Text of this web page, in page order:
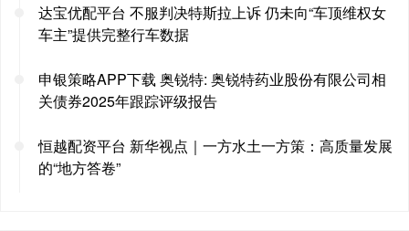
达宝优配平台 不服判决特斯拉上诉 仍未向“车顶维权女
车主”提供完整行车数据
申银策略APP下载 奥锐特: 奥锐特药业股份有限公司相
关债券2025年跟踪评级报告
恒越配资平台 新华视点｜一方水土一方策：高质量发展
的“地方答卷”